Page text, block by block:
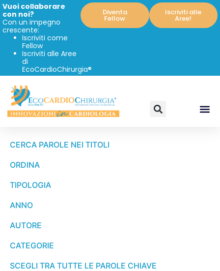
Vuoi collaborare
con noi?
Con un impegno
crescente:
Iscriviti come
Fellow
Iscriviti alle Aree
di
EcoCardioChirurgia®
Diventa
Fellow
Iscriviti alle
Aree!
CERCA PAROLE NEI TITOLI
ORDINA
TIPOLOGIA
ANNO
AUTORE
CATEGORIE
SCEGLI TRA TUTTE LE PAROLE CHIAVE